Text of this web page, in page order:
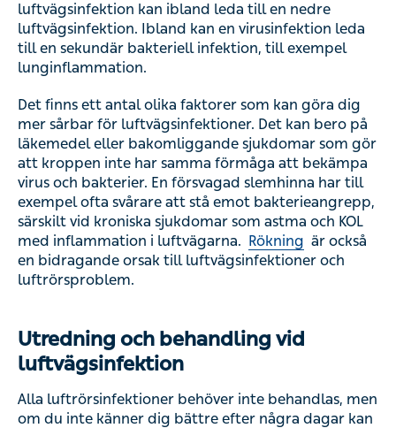
luftvägsinfektion kan ibland leda till en nedre
luftvägsinfektion. Ibland kan en virusinfektion leda
till en sekundär bakteriell infektion, till exempel
lunginflammation.
Det finns ett antal olika faktorer som kan göra dig
mer sårbar för luftvägsinfektioner. Det kan bero på
läkemedel eller bakomliggande sjukdomar som gör
att kroppen inte har samma förmåga att bekämpa
virus och bakterier. En försvagad slemhinna har till
exempel ofta svårare att stå emot bakterieangrepp,
särskilt vid kroniska sjukdomar som astma och KOL
med inflammation i luftvägarna. Rökning är också
en bidragande orsak till luftvägsinfektioner och
luftrörsproblem.
Utredning och behandling vid
luftvägsinfektion
Alla luftrörsinfektioner behöver inte behandlas, men
om du inte känner dig bättre efter några dagar kan